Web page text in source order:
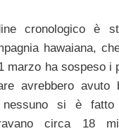
cronologico è
hawaiana,
marzo ha sospeso i
avrebbero avuto
nessuno si è fatto
circa 18